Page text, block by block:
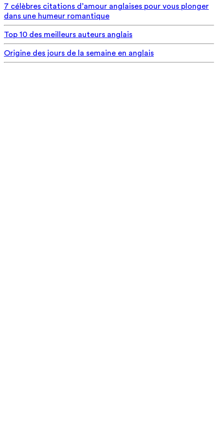
7 célèbres citations d’amour anglaises pour vous plonger
dans une humeur romantique
Top 10 des meilleurs auteurs anglais
Origine des jours de la semaine en anglais